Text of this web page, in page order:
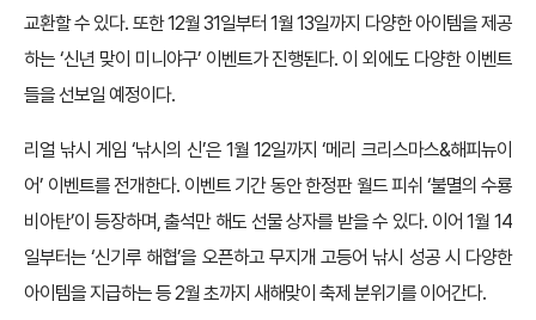
교환할 수 있다. 또한 12월 31일부터 1월 13일까지 다양한 아이템을 제공
하는 ‘신년 맞이 미니야구’ 이벤트가 진행된다. 이 외에도 다양한 이벤트
들을 선보일 예정이다.
리얼 낚시 게임 ‘낚시의 신’은 1월 12일까지 ‘메리 크리스마스&해피뉴이
어’ 이벤트를 전개한다. 이벤트 기간 동안 한정판 월드 피쉬 ‘불멸의 수룡
비아탄’이 등장하며, 출석만 해도 선물 상자를 받을 수 있다. 이어 1월 14
일부터는 ‘신기루 해협’을 오픈하고 무지개 고등어 낚시 성공 시 다양한
아이템을 지급하는 등 2월 초까지 새해맞이 축제 분위기를 이어간다.